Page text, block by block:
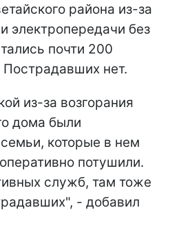
района из-за
электропередачи без
почти 200
нет.
из-за возгорания
дома были
которые в нем
потушили.
служб, там тоже
- добавил